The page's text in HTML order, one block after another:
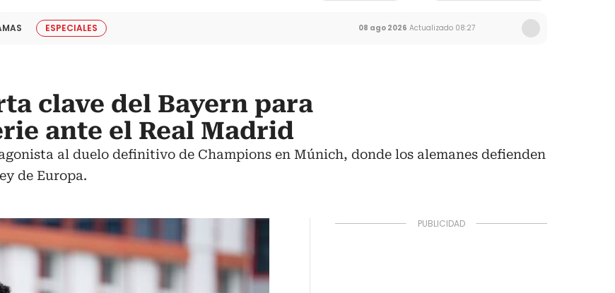
ESPECIALES 08 ago 2026 Actualizado 08:27
clave del Bayern para
ante el Real Madrid
al duelo definitivo de Champions en Múnich, donde los alemanes defienden
de Europa.